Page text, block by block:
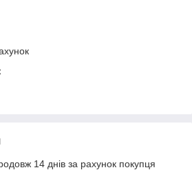
14 днів за рахунок покупця